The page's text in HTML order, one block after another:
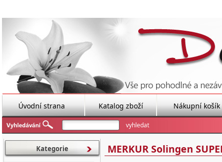
Úvodní strana Katalog zboží Nákupní košík
MERKUR Solingen
Kategorie